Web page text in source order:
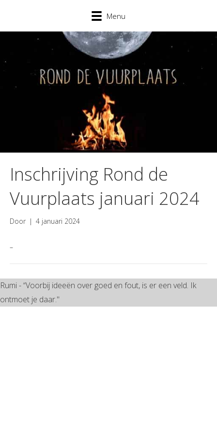
Menu
Inschrijving Rond de
Vuurplaats januari 2024
Door | 4 januari 2024
–
Rumi - “Voorbij ideeën over goed en fout, is er een veld. Ik
ontmoet je daar."